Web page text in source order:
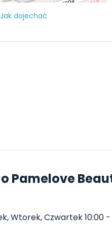
Jak dojechać
Pamelove
Czwartek 10:00 -